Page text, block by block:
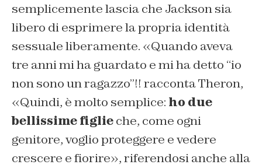
semplicemente lascia che Jackson sia
libero di esprimere la propria identità
sessuale liberamente. «Quando aveva
tre anni mi ha guardato e mi ha detto “io
non sono un ragazzo”!! racconta Theron,
«Quindi, è molto semplice: ho due
bellissime figlieche, come ogni
genitore, voglio proteggere e vedere
crescere e fiorire», riferendosi anche alla